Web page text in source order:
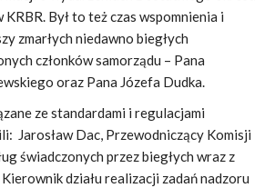
KRBR. Był to też czas wspomnienia i
zmarłych niedawno biegłych
członków samorządu – Pana
oraz Pana Józefa Dudka.
ze standardami i regulacjami
Jarosław Dac, Przewodniczący Komisji
świadczonych przez biegłych wraz z
działu realizacji zadań nadzoru